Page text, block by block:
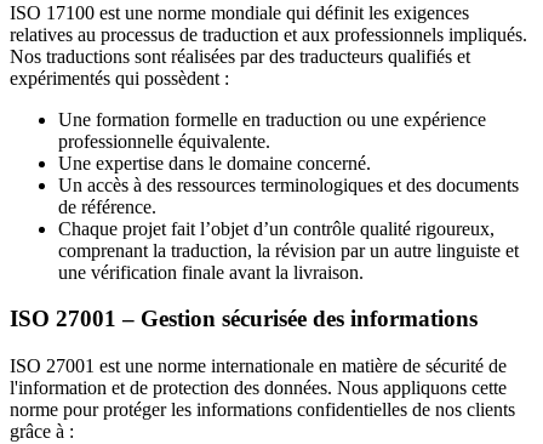
ISO 17100 est une norme mondiale qui définit les exigences
relatives au processus de traduction et aux professionnels impliqués.
Nos traductions sont réalisées par des traducteurs qualifiés et
expérimentés qui possèdent :
Une formation formelle en traduction ou une expérience
professionnelle équivalente.
Une expertise dans le domaine concerné.
Un accès à des ressources terminologiques et des documents
de référence.
Chaque projet fait l’objet d’un contrôle qualité rigoureux,
comprenant la traduction, la révision par un autre linguiste et
une vérification finale avant la livraison.
ISO 27001 – Gestion sécurisée des informations
ISO 27001 est une norme internationale en matière de sécurité de
l'information et de protection des données. Nous appliquons cette
norme pour protéger les informations confidentielles de nos clients
grâce à :